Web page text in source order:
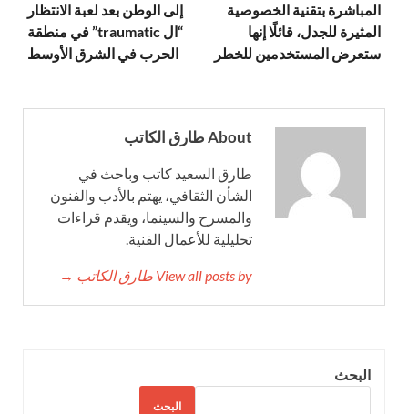
المباشرة بتقنية الخصوصية
المثيرة للجدل، قائلًا إنها
ستعرض المستخدمين للخطر
إلى الوطن بعد لعبة الانتظار
“ال traumatic” في منطقة
الحرب في الشرق الأوسط
About طارق الكاتب
طارق السعيد كاتب وباحث في
الشأن الثقافي، يهتم بالأدب والفنون
والمسرح والسينما، ويقدم قراءات
تحليلية للأعمال الفنية.
View all posts by طارق الكاتب →
البحث
البحث